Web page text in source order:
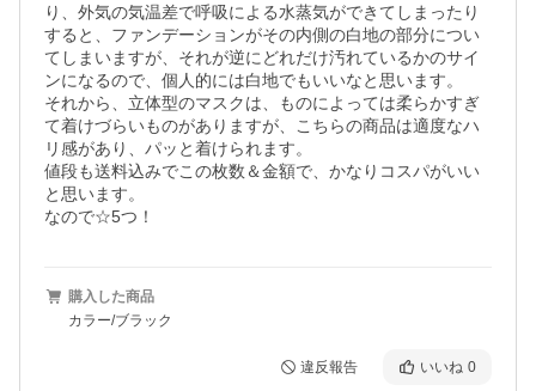
り、外気の気温差で呼吸による水蒸気ができてしまったり
すると、ファンデーションがその内側の白地の部分につい
てしまいますが、それが逆にどれだけ汚れているかのサイ
ンになるので、個人的には白地でもいいなと思います。
それから、立体型のマスクは、ものによっては柔らかすぎ
て着けづらいものがありますが、こちらの商品は適度なハ
リ感があり、パッと着けられます。
値段も送料込みでこの枚数＆金額で、かなりコスパがいい
と思います。
なので☆5つ！
購入した商品
カラー/ブラック
違反報告 いいね 0